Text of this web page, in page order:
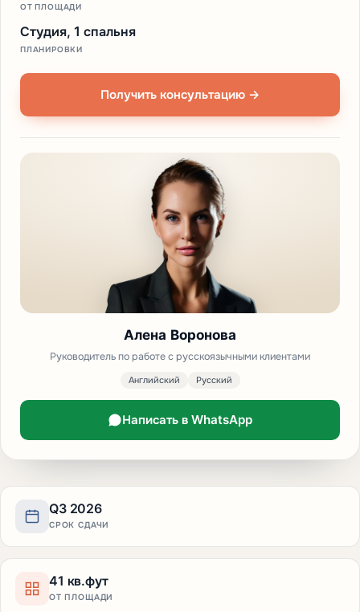
Q3 2026
СРОК СДАЧИ
41 кв.фут
ОТ ПЛОЩАДИ
ОТ ПЛОЩАДИ
Студия, 1 спальня
ПЛАНИРОВКИ
Получить консультацию →
Алена Воронова
Руководитель по работе с русскоязычными клиентами
Английский Русский
Написать в WhatsApp